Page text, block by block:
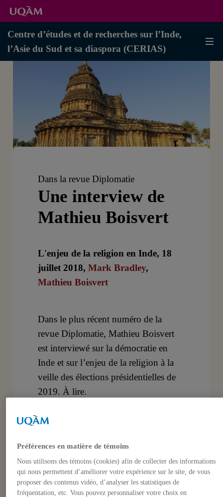
Centre d’études et de recherches sur l’Inde,
l’Asie du Sud et sa diaspora (CERIAS)
Dans la revue Diplomatie
Une interview de
Mathieu Boisvert
L'enjeu de la religion en Inde, 18
juillet 2018,Mark Bradley,
Mathieu Boisvert
Dans le plus récent numéro de la
revue Diplomatie, Mathieu Boisvert
est interviewé sur la démocratie en
Inde et sur l’enjeu de la religion à la
veille des élections présidentielles de
2019. À lire.
Documents joints
Préférences en matière de témoins
Nous utilisons des témoins (cookies) afin de collecter des informations
qui nous permettent d’améliorer votre expérience sur le site, de vous
proposer des contenus vidéo, d’analyser les statistiques de
fréquentation, etc. Vous pouvez personnaliser votre choix en